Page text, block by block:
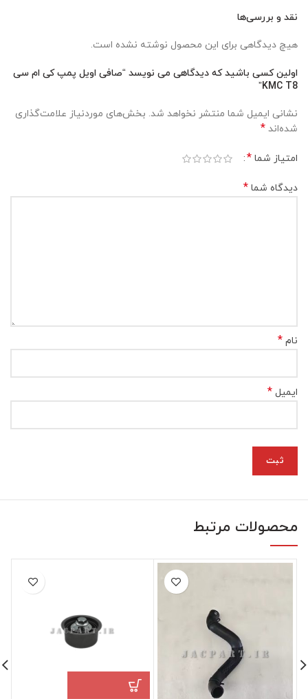
نقد و بررسی‌ها
هیچ دیدگاهی برای این محصول نوشته نشده است.
اولین کسی باشید که دیدگاهی می نویسد “صافی اویل پمپ کی ام سی
KMC T8”
نشانی ایمیل شما منتشر نخواهد شد. بخش‌های موردنیاز علامت‌گذاری
شده‌اند *
امتیاز شما *
دیدگاه شما *
نام *
ایمیل *
محصولات مرتبط